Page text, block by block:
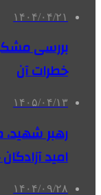
۱۴۰۴/۰۴/۲۱
بررسی
خطرات آن
۱۴۰۵/۰۴/۱۳
رهبر
امید
۱۴۰۴/۰۹/۲۸